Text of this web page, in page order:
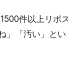
件以上リポ
」「汚い」と